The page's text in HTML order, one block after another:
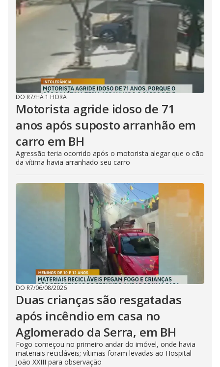
DO R7/HÁ 1 HORA
Motorista agride idoso de 71
anos após suposto arranhão em
carro em BH
Agressão teria ocorrido após o motorista alegar que o cão
da vítima havia arranhado seu carro
DO R7/06/08/2026
Duas crianças são resgatadas
após incêndio em casa no
Aglomerado da Serra, em BH
Fogo começou no primeiro andar do imóvel, onde havia
materiais recicláveis; vítimas foram levadas ao Hospital
João XXIII para observação